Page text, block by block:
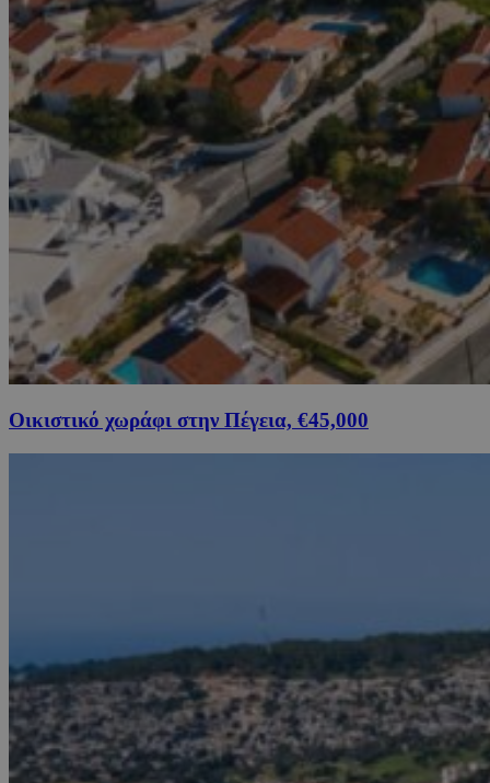
Οικιστικό χωράφι στην Πέγεια, €45,000